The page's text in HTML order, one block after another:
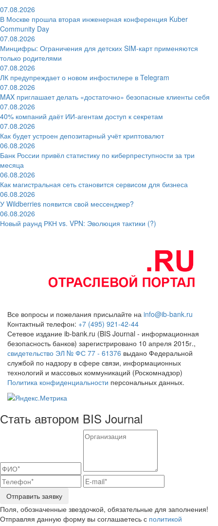
07.08.2026
В Москве прошла вторая инженерная конференция Kuber
Community Day
07.08.2026
Минцифры: Ограничения для детских SIM-карт применяются
только родителями
07.08.2026
ЛК предупреждает о новом инфостилере в Telegram
07.08.2026
MAX приглашает делать «достаточно» безопасные клиенты себя
07.08.2026
40% компаний даёт ИИ‑агентам доступ к секретам
07.08.2026
Как будет устроен депозитарный учёт криптовалют
06.08.2026
Банк России привёл статистику по киберпреступности за три
месяца
06.08.2026
Как магистральная сеть становится сервисом для бизнеса
06.08.2026
У Wildberries появится свой мессенджер?
06.08.2026
Новый раунд РКН vs. VPN: Эволюция тактики (?)
Все вопросы и пожелания присылайте на info@ib-bank.ru
Контактный телефон: +7 (495) 921-42-44
Сетевое издание ib-bank.ru (BIS Journal - информационная
безопасность банков) зарегистрировано 10 апреля 2015г.,
свидетельство ЭЛ № ФС 77 - 61376 выдано Федеральной
службой по надзору в сфере связи, информационных
технологий и массовых коммуникаций (Роскомнадзор)
Политика конфиденциальности персональных данных.
Стать автором BIS Journal
Отправить заявку
Поля, обозначенные звездочкой, обязательные для заполнения!
Отправляя данную форму вы соглашаетесь с политикой